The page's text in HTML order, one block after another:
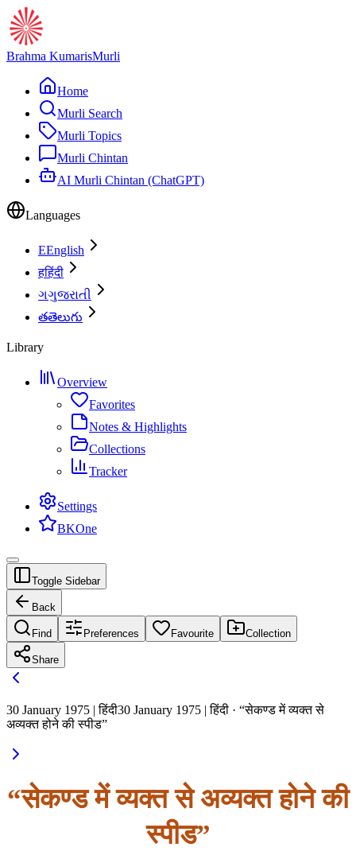
Brahma KumarisMurli
Home
Murli Search
Murli Topics
Murli Chintan
AI Murli Chintan (ChatGPT)
Languages
EEnglish
हहिंदी
ગગુજરાતી
తతెలుగు
Library
Overview
Favorites
Notes & Highlights
Collections
Tracker
Settings
BKOne
Toggle Sidebar
Back
Find Preferences Favourite Collection
Share
30 January 1975 | हिंदी30 January 1975 | हिंदी · “सेकण्ड में व्यक्त से
अव्यक्त होने की स्पीड”
“सेकण्ड में व्यक्त से अव्यक्त होने की
स्पीड”